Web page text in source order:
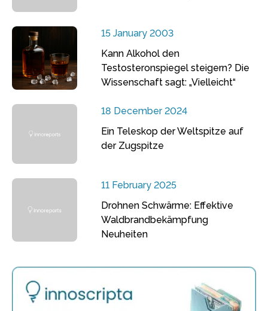
15 January 2003
Kann Alkohol den
Testosteronspiegel steigern? Die
Wissenschaft sagt: „Vielleicht“
18 December 2024
Ein Teleskop der Weltspitze auf
der Zugspitze
11 February 2025
Drohnen Schwärme: Effektive
Waldbrandbekämpfung
Neuheiten